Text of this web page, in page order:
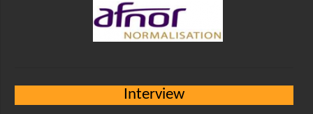
Interview